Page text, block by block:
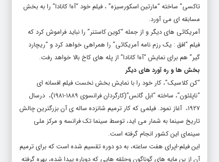
تاکسی” ساخته “مارتین اسکورسیزه” ، فیلم خود “آه! کانادا” را به بخش
مسابقه ای می آورد.
آمریکائی های دیگر و از جمله “کوین کاستنر” را نباید فراموش کرد که
فیلم “افق : یک رزم نامه آمریکائی” را همراهی خواهد کرد و “ریچارد
گیر” هم برای نمایش “آه! کانادا” از پله های کاخ بالا خواهد رفت.
بخش ها و ره آورد های دیگر
“کن کلاسیک”، کار خود را با نمایش بخش نخست فیلم افسانه ای
“ناپلئون”، ساخته “ابل گانس”(کارگردان فرانسوی ۱۸۸۹-۱۹۸۱)، درسال
۱۹۲۷، آغاز نمود. فیلمی که کار ترمیم شانزده ساله ی آن بزرگترین چالش
تاریخ سینما به شمار می اید، توسط سینما تک فرانسه و مرکز ملی
سینمای این کشور انجام گرفته است.
این فیلم-اپرای هفت ساعته، به دو دوره تقسیم شده است که برای ترمیم
آن از بن مایه های گوناگون وحلقه هایی که دوباره پیدا شده، بهره گرفته